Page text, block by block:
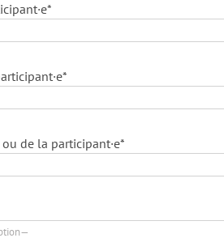
de la participant·e*